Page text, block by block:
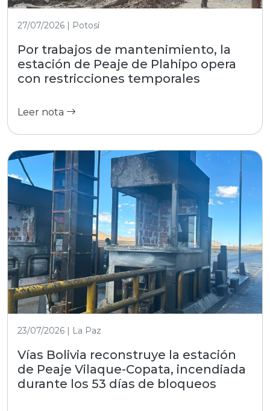
27/07/2026 | Potosí
Por trabajos de mantenimiento, la
estación de Peaje de Plahipo opera
con restricciones temporales
Leer nota
23/07/2026 | La Paz
Vías Bolivia reconstruye la estación
de Peaje Vilaque-Copata, incendiada
durante los 53 días de bloqueos